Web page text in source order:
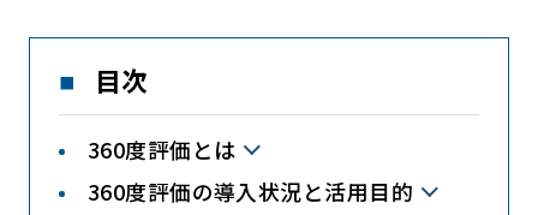
目次
360度評価とは
360度評価の導入状況と活用目的